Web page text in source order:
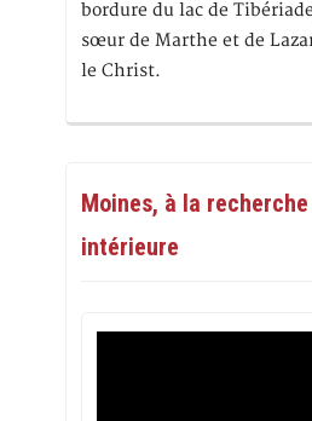
bordure du lac de
sœur de Marthe et de
le Christ.
Moines, à la
intérieure